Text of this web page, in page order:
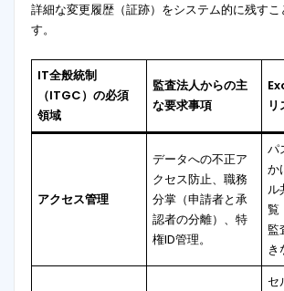
詳細な変更履歴（証跡）をシステム的に残す
す。
IT全般統制
（ITGC）の必須
領域
監査法人からの主
な要求事項
リ
アクセス管理
データへの不正ア
クセス防止、職務
分掌（申請者と承
認者の分離）、特
権ID管理。
パ
か
ル
覧
監
き
セ